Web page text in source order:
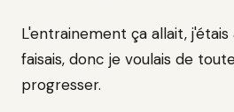
L'entrainement ça allait,
faisais, donc je voulais de
progresser.